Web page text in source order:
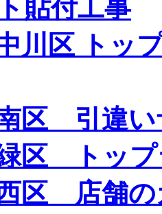
貼付工事
川区 トッ
区 引違
区 トッ
区 店舗